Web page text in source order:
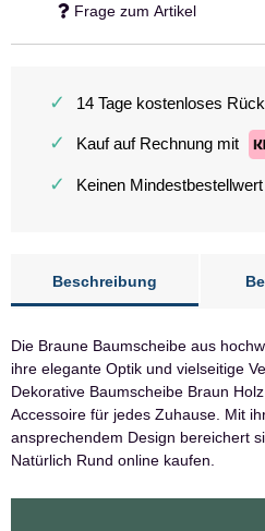
Frage zum Artikel
✓ 14 Tage kostenloses
✓ Kauf auf Rechnung mit
✓ Keinen Mindestbestellwert
Beschreibung
Die Braune Baumscheibe aus
ihre elegante Optik und vielseitige
Dekorative Baumscheibe Braun
Accessoire für jedes Zuhause. Mit
ansprechendem Design bereichert
Natürlich Rund online kaufen.